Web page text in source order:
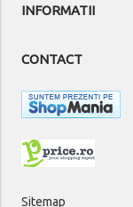
INFORMATII
CONTACT
Sitemap